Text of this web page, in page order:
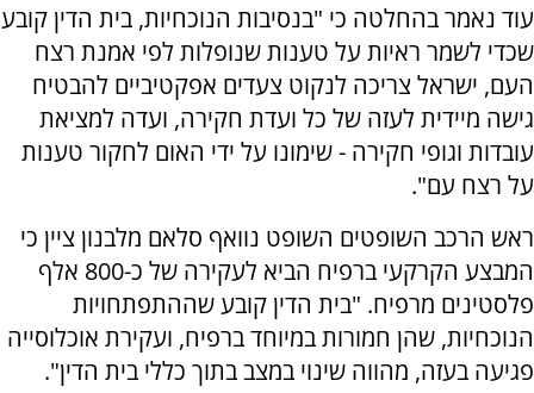
עוד נאמר בהחלטה כי "בנסיבות הנוכחיות, בית הדין קובע
שכדי לשמר ראיות על טענות שנופלות לפי אמנת רצח
העם, ישראל צריכה לנקוט צעדים אפקטיביים להבטיח
גישה מיידית לעזה של כל ועדת חקירה, ועדה למציאת
עובדות וגופי חקירה - שימונו על ידי האום לחקור טענות
על רצח עם".
ראש הרכב השופטים השופט נוואף סלאם מלבנון ציין כי
המבצע הקרקעי ברפיח הביא לעקירה של כ-800 אלף
פלסטינים מרפיח. "בית הדין קובע שההתפתחויות
הנוכחיות, שהן חמורות במיוחד ברפיח, ועקירת אוכלוסייה
פגיעה בעזה, מהווה שינוי במצב בתוך כללי בית הדין".